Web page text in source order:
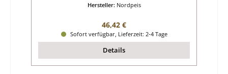
Hersteller: Nordpeis
Regulärer Preis:
46,42 €
Sofort verfügbar, Lieferzeit: 2-4 Tage
Details